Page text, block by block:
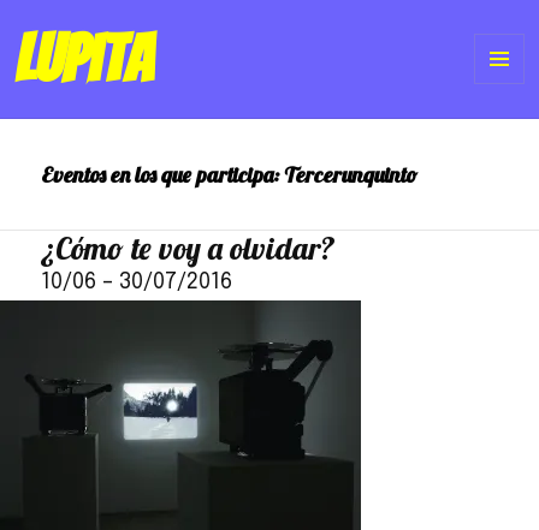
Lupita
Eventos en los que participa:Tercerunquinto
¿Cómo te voy a olvidar?
10/06 – 30/07/2016